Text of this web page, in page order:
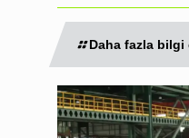
Daha fazla bilgi